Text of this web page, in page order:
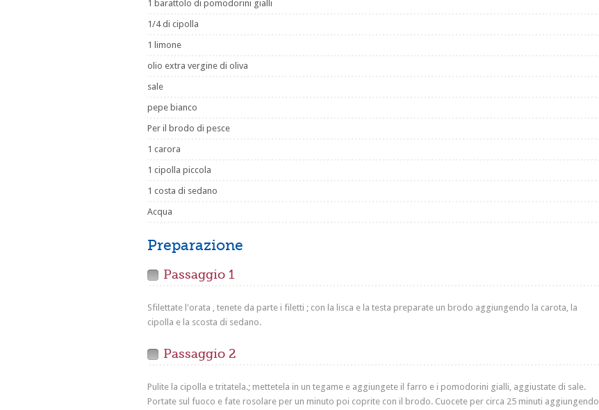
1 barattolo di pomodorini gialli
1/4 di cipolla
1 limone
olio extra vergine di oliva
sale
pepe bianco
Per il brodo di pesce
1 carora
1 cipolla piccola
1 costa di sedano
Acqua
Preparazione
Passaggio 1
Sfilettate l'orata , tenete da parte i filetti ; con la lisca e la testa preparate un brodo aggiungendo la carota, la
cipolla e la scosta di sedano.
Passaggio 2
Pulite la cipolla e tritatela.; mettetela in un tegame e aggiungete il farro e i pomodorini gialli, aggiustate di sale.
Portate sul fuoco e fate rosolare per un minuto poi coprite con il brodo. Cuocete per circa 25 minuti aggiungendo